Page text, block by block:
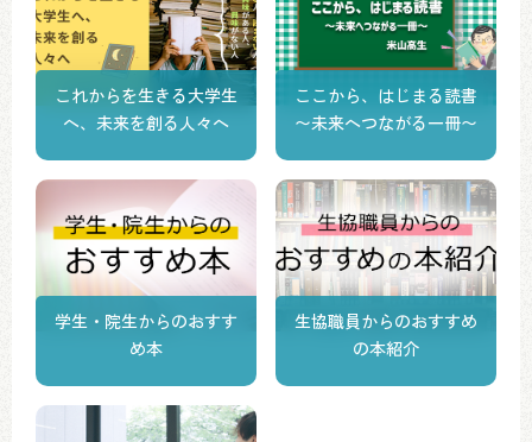
これからを生きる大学生
へ、未来を創る人々へ
ここから、はじまる読書
〜未来へつながる一冊〜
学生・院生からのおすす
め本
生協職員からのおすすめ
の本紹介